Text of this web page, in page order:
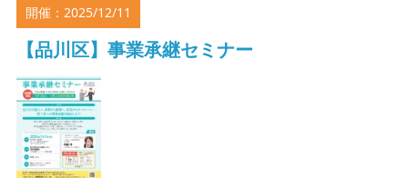
開催：2025/12/11
【品川区】事業承継セミナー